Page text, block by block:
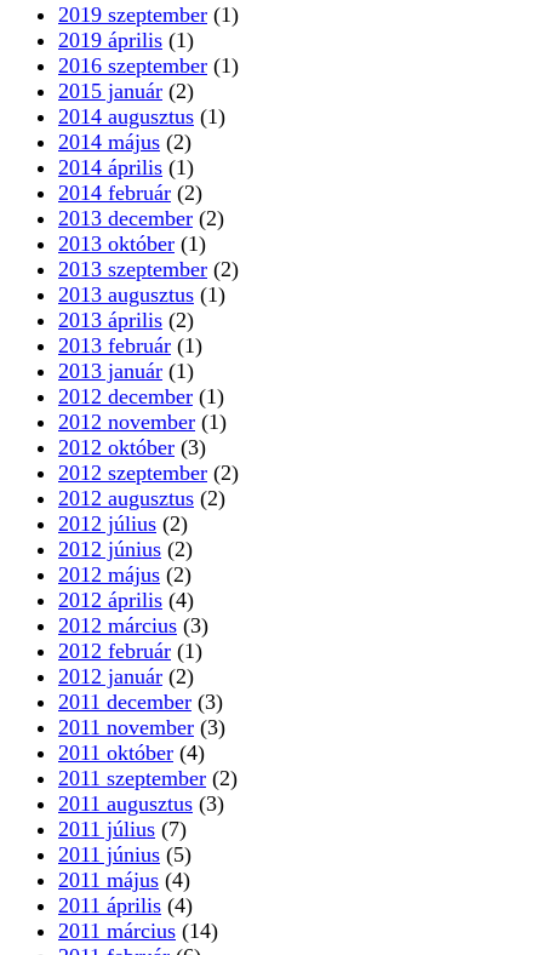
2019 szeptember (1)
2019 április (1)
2016 szeptember (1)
2015 január (2)
2014 augusztus (1)
2014 május (2)
2014 április (1)
2014 február (2)
2013 december (2)
2013 október (1)
2013 szeptember (2)
2013 augusztus (1)
2013 április (2)
2013 február (1)
2013 január (1)
2012 december (1)
2012 november (1)
2012 október (3)
2012 szeptember (2)
2012 augusztus (2)
2012 július (2)
2012 június (2)
2012 május (2)
2012 április (4)
2012 március (3)
2012 február (1)
2012 január (2)
2011 december (3)
2011 november (3)
2011 október (4)
2011 szeptember (2)
2011 augusztus (3)
2011 július (7)
2011 június (5)
2011 május (4)
2011 április (4)
2011 március (14)